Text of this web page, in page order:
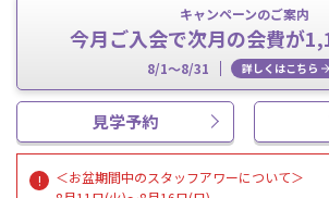
キャンペーンのご案内
今月ご入会で次月の会費が
8/1～8/31 詳しくはこちら
見学予約
＜お盆期間中のスタッフアワーについて＞